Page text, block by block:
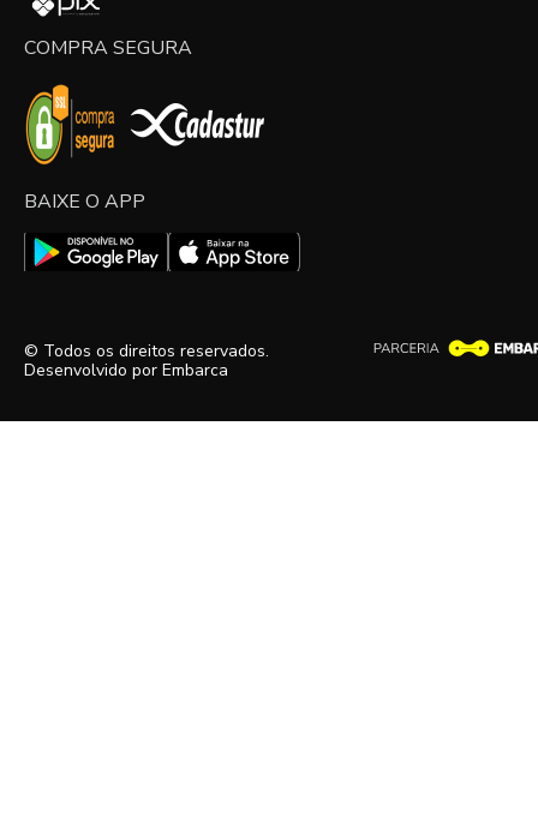
COMPRA SEGURA
BAIXE O APP
© Todos os direitos reservados.
Desenvolvido por Embarca